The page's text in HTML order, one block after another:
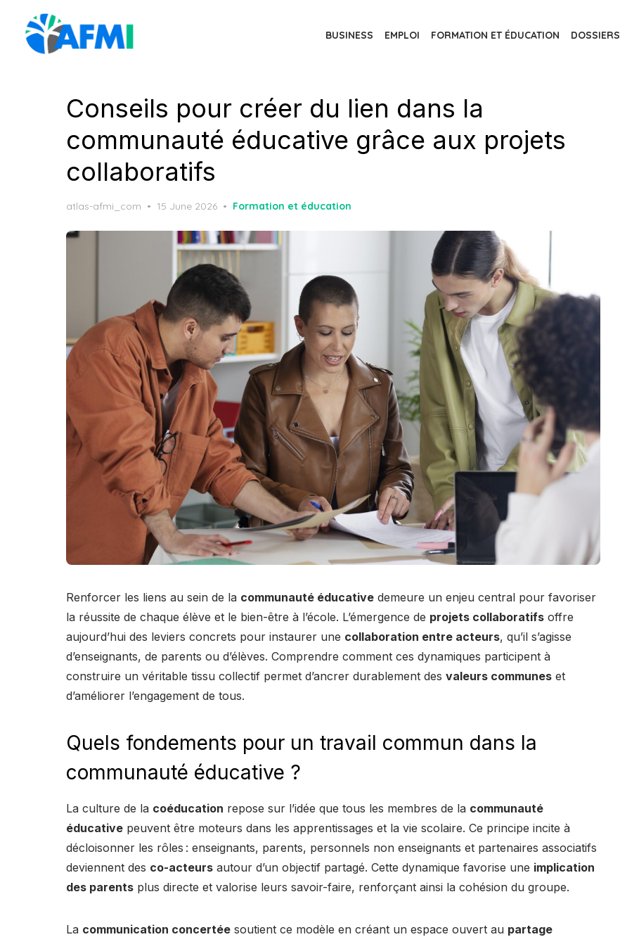
BUSINESS EMPLOI FORMATION ET ÉDUCATION DOSSIERS
Conseils pour créer du lien dans la
communauté éducative grâce aux projets
collaboratifs
atlas-afmi_com
Posted
15 June 2026 Formation et éducation
Renforcer les liens au sein de la communauté éducative demeure un enjeu central pour favoriser
la réussite de chaque élève et le bien-être à l’école. L’émergence de projets collaboratifs offre
aujourd’hui des leviers concrets pour instaurer une collaboration entre acteurs, qu’il s’agisse
d’enseignants, de parents ou d’élèves. Comprendre comment ces dynamiques participent à
construire un véritable tissu collectif permet d’ancrer durablement des valeurs communes et
d’améliorer l’engagement de tous.
Quels fondements pour un travail commun dans la
communauté éducative ?
La culture de la coéducation repose sur l’idée que tous les membres de la communauté
éducative peuvent être moteurs dans les apprentissages et la vie scolaire. Ce principe incite à
décloisonner les rôles : enseignants, parents, personnels non enseignants et partenaires associatifs
deviennent des co-acteurs autour d’un objectif partagé. Cette dynamique favorise une implication
des parents plus directe et valorise leurs savoir-faire, renforçant ainsi la cohésion du groupe.
La communication concertée soutient ce modèle en créant un espace ouvert au partage